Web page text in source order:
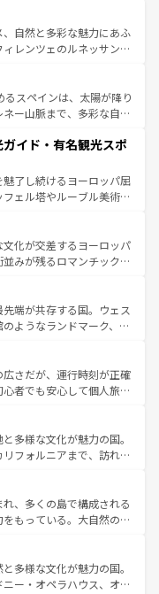
自然と多彩な魅力にあふ
レンツェのルネッサンス
景やアマルフィ海岸の絶
観光の合間には、本場の
ア料理を堪能することも
れない旅をしてみよう！
スペインは、太陽が降り
ー山脈まで、多彩な自然
なフラメンコ、熱気あふ
が生活の一部となってい
雰囲気や、バルセロナの
は古代ローマ遺跡や中世
異なるスペインはその個
る人を魅了する。 なお、新着のスペイン情報は コ
。
イド・有名観光スポ
了し続けるヨーロッパ屈
ェル塔やルーブル美術館
華麗な宮殿、歴史的な大
な自然が、訪れる者を心
美食の国としても知ら
ランス、プロヴァンスの
な楽しみ方が可能だ。さ
溢れており、どの街角に
全く異なる文化を体験で
フランス情報はコンテンツ一覧
化が交差するヨーロッパ
みが残るロマンチック街
も飽きることがない。ベ
州のアルプスの絶景、そ
った風景は必見。ビール
。 なお、新着の
参照してほしい。
端が共存する国。ウェス
ようなランドマーク、歴
た、優雅なアフタヌーン
い英国パブ、サッカー観
験も豊富。イギリスを旅
さだが、運行時刻が正確
者でも安心して個人旅行
スならではのユニークな
でなく町歩きも満喫する
ため物価も高いが、旅行
できる。 なお、新
を参照してほしい。
多様な文化が魅力の国。
フォルニアまで、訪れる
ッピング、エンターテイ
ットだ。一方、アメリカ
ドキャニオンやイエロー
と美食が融合した独特の
各地域で異なる魅力を楽
歴史を感じることができ
、多くの島で構成される
もっている。大自然の神
の観光地といえばオアフ
マウイ島やカウアイ島が
輝く海をはじめ、豊かな
多様な文化が魅力の国。
ー・オペラハウス、オー